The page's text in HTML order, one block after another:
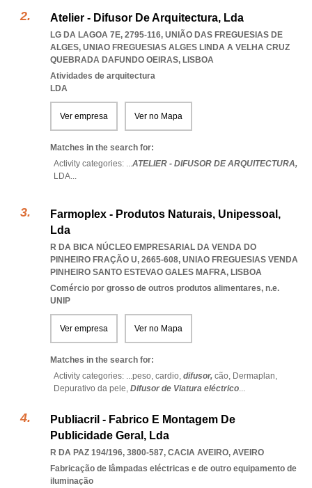
Atelier - Difusor De Arquitectura, Lda
LG DA LAGOA 7E, 2795-116, UNIÃO DAS FREGUESIAS DE
ALGES, UNIAO FREGUESIAS ALGES LINDA A VELHA CRUZ
QUEBRADA DAFUNDO OEIRAS, LISBOA
Atividades de arquitectura
LDA
Ver empresa Ver no Mapa
Matches in the search for:
Activity categories: ...ATELIER - DIFUSOR DE ARQUITECTURA,
LDA...
Farmoplex - Produtos Naturais, Unipessoal,
Lda
R DA BICA NÚCLEO EMPRESARIAL DA VENDA DO
PINHEIRO FRAÇÃO U, 2665-608, UNIAO FREGUESIAS VENDA
PINHEIRO SANTO ESTEVAO GALES MAFRA, LISBOA
Comércio por grosso de outros produtos alimentares, n.e.
UNIP
Ver empresa Ver no Mapa
Matches in the search for:
Activity categories: ...peso, cardio, difusor, cão, Dermaplan,
Depurativo da pele, Difusor de Viatura eléctrico...
Publiacril - Fabrico E Montagem De
Publicidade Geral, Lda
R DA PAZ 194/196, 3800-587, CACIA AVEIRO, AVEIRO
Fabricação de lâmpadas eléctricas e de outro equipamento de
iluminação